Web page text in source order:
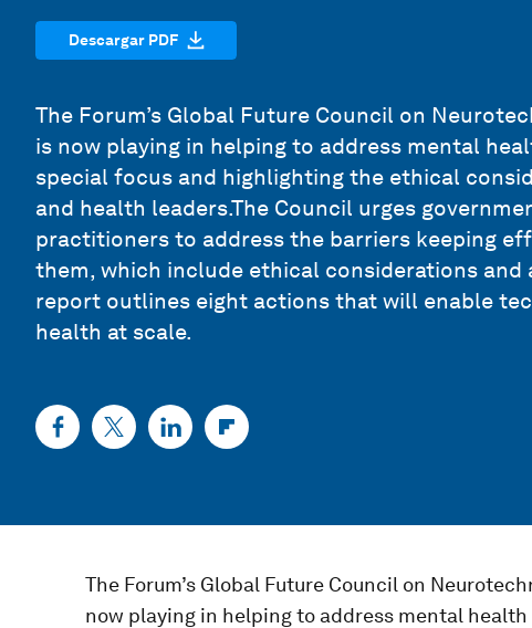
Descargar PDF
The Forum’s Global Future Council on
is now playing in helping to address mental
special focus and highlighting the ethical
and health leaders.The Council urges
practitioners to address the barriers keeping
them, which include ethical considerations and
report outlines eight actions that will enable
health at scale.
The Forum’s Global Future Council on
now playing in helping to address mental